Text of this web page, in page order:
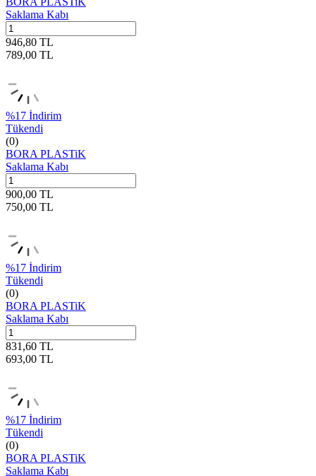
Saklama Kabı
946,80 TL
789,00 TL
%17 İndirim
Tükendi
(0)
BORA PLASTiK
Saklama Kabı
900,00 TL
750,00 TL
%17 İndirim
Tükendi
(0)
BORA PLASTiK
Saklama Kabı
831,60 TL
693,00 TL
%17 İndirim
Tükendi
(0)
BORA PLASTiK
Saklama Kabı